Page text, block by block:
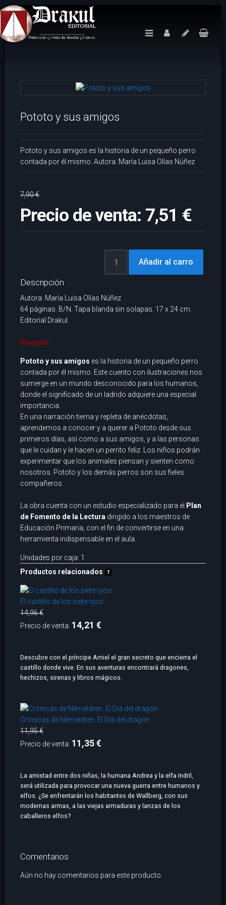
Pototo y sus amigos
Pototo y sus amigos es la historia de un pequeño perro
contada por él mismo. Autora: María Luisa Olías Núñez
7,90 €
Precio de venta: 7,51 €
Descripción
Autora: María Luisa Olías Núñez
64 páginas. B/N. Tapa blanda sin solapas. 17 x 24 cm.
Editorial Drakul.
Sinopsis
Pototo y sus amigos es la historia de un pequeño perro
contada por él mismo. Este cuento con ilustraciones nos
sumerge en un mundo desconocido para los humanos,
donde el significado de un ladrido adquiere una especial
importancia.
En una narración tierna y repleta de anécdotas,
aprendemos a conocer y a querer a Pototo desde sus
primeros días, así como a sus amigos, y a las personas
que le cuidan y le hacen un perrito feliz. Los niños podrán
experimentar que los animales piensan y sienten como
nosotros. Pototo y los demás perros son sus fieles
compañeros.
La obra cuenta con un estudio especializado para el Plan
de Fomento de la Lectura dirigido a los maestros de
Educación Primaria, con el fin de convertirse en una
herramienta indispensable en el aula.
Unidades por caja: 1
Productos relacionados
El castillo de los siete ojos
14,96 €
Precio de venta: 14,21 €
Descubre con el príncipe Arniel el gran secreto que encierra el
castillo donde vive. En sus aventuras encontrará dragones,
hechizos, sirenas y libros mágicos.
Crónicas de Némeldren. El Día del dragón
11,95 €
Precio de venta: 11,35 €
La amistad entre dos niñas, la humana Andrea y la elfa Indril,
será utilizada para provocar una nueva guerra entre humanos y
elfos. ¿Se enfrentarán los habitantes de Wallberg, con sus
modernas armas, a las viejas armaduras y lanzas de los
caballeros elfos?
Comentarios
Aún no hay comentarios para este producto.